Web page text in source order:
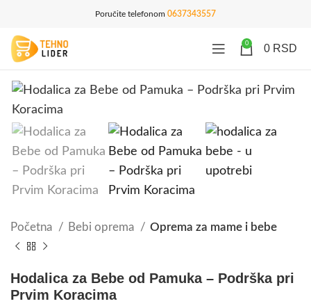
Poručite telefonom 0637343557
0 0 RSD
Početna Bebi oprema Oprema za mame i bebe
Hodalica za Bebe od Pamuka – Podrška pri
Prvim Koracima